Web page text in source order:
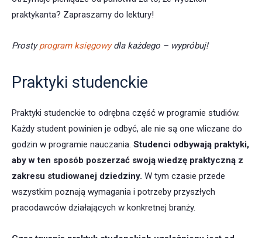
praktykanta? Zapraszamy do lektury!
Prostyprogram księgowydla każdego – wypróbuj!
Praktyki studenckie
Praktyki studenckie to odrębna część w programie studiów.
Każdy student powinien je odbyć, ale nie są one wliczane do
godzin w programie nauczania. Studenci odbywają praktyki,
aby w ten sposób poszerzać swoją wiedzę praktyczną z
zakresu studiowanej dziedziny. W tym czasie przede
wszystkim poznają wymagania i potrzeby przyszłych
pracodawców działających w konkretnej branży.